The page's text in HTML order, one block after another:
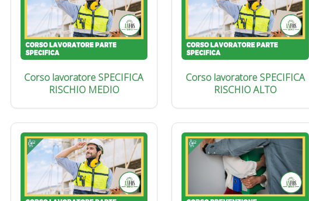
Corso lavoratore SPECIFICA
RISCHIO MEDIO
Corso lavoratore SPECIFICA
RISCHIO ALTO